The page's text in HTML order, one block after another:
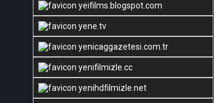
yeifilms.blogspot.com
yene.tv
yenicaggazetesi.com.tr
yenifilmizle.cc
yenihdfilmizle.net